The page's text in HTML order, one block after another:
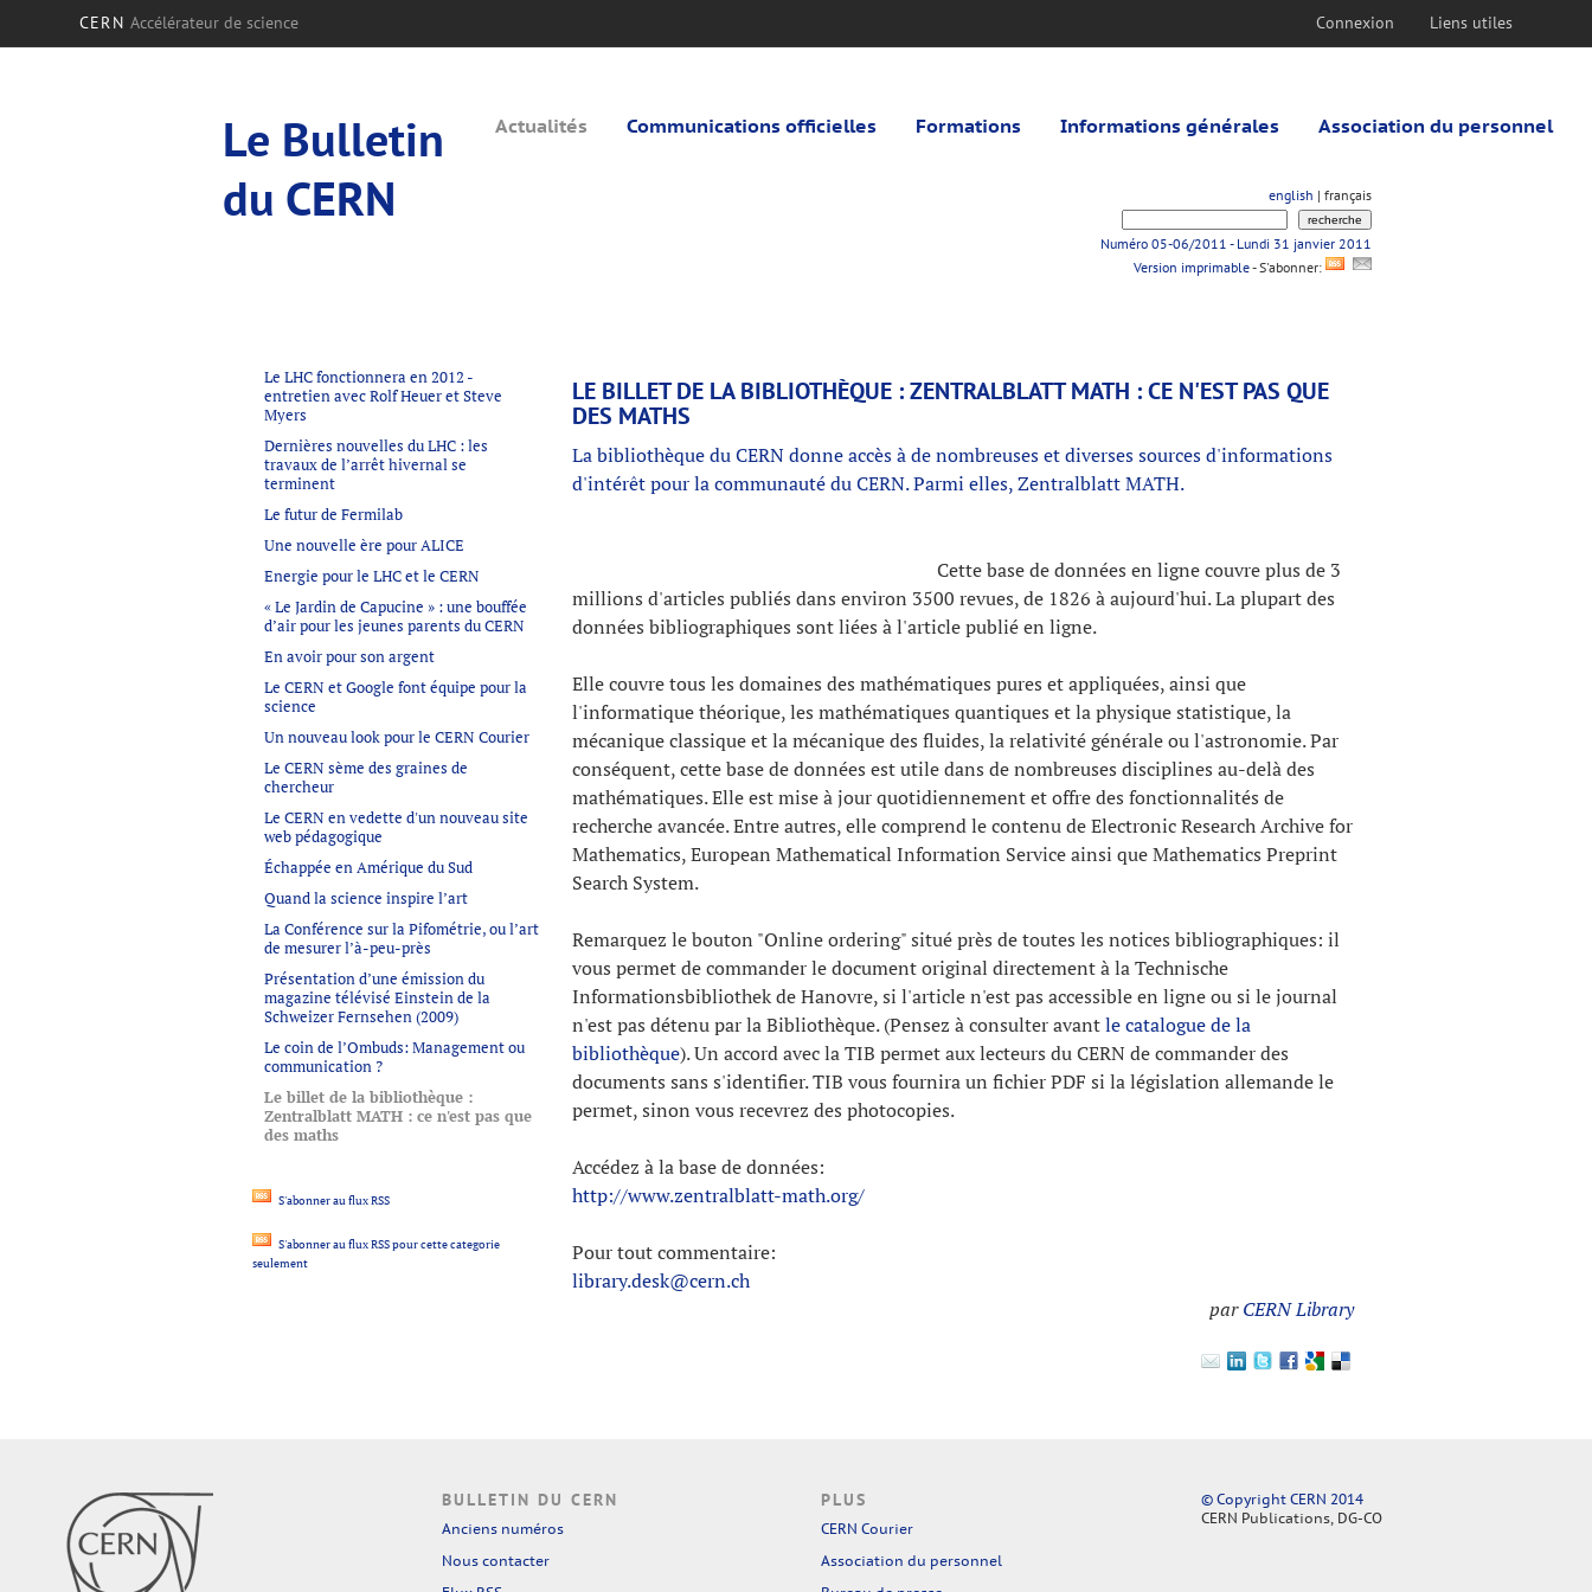
CERN Accélérateur de science Connexion Liens utiles
Le Bulletin
du CERN
Actualités Communications officielles Formations Informations générales Association du personnel
english | français
Numéro 05-06/2011 - Lundi 31 janvier 2011
Version imprimable- S'abonner:
Le LHC fonctionnera en 2012 -
entretien avec Rolf Heuer et Steve
Myers
Dernières nouvelles du LHC : les
travaux de l’arrêt hivernal se
terminent
Le futur de Fermilab
Une nouvelle ère pour ALICE
Energie pour le LHC et le CERN
« Le Jardin de Capucine » : une bouffée
d’air pour les jeunes parents du CERN
En avoir pour son argent
Le CERN et Google font équipe pour la
science
Un nouveau look pour le CERN Courier
Le CERN sème des graines de
chercheur
Le CERN en vedette d'un nouveau site
web pédagogique
Échappée en Amérique du Sud
Quand la science inspire l’art
La Conférence sur la Pifométrie, ou l’art
de mesurer l’à-peu-près
Présentation d’une émission du
magazine télévisé Einstein de la
Schweizer Fernsehen (2009)
Le coin de l’Ombuds: Management ou
communication ?
Le billet de la bibliothèque :
Zentralblatt MATH : ce n'est pas que
des maths
S'abonner au flux RSS
S'abonner au flux RSS pour cette categorie
seulement
LE BILLET DE LA BIBLIOTHÈQUE : ZENTRALBLATT MATH : CE N'EST PAS QUE
DES MATHS
La bibliothèque du CERN donne accès à de nombreuses et diverses sources d'informations
d'intérêt pour la communauté du CERN. Parmi elles, Zentralblatt MATH.
Cette base de données en ligne couvre plus de 3
millions d'articles publiés dans environ 3500 revues, de 1826 à aujourd'hui. La plupart des
données bibliographiques sont liées à l'article publié en ligne.
Elle couvre tous les domaines des mathématiques pures et appliquées, ainsi que
l'informatique théorique, les mathématiques quantiques et la physique statistique, la
mécanique classique et la mécanique des fluides, la relativité générale ou l'astronomie. Par
conséquent, cette base de données est utile dans de nombreuses disciplines au-delà des
mathématiques. Elle est mise à jour quotidiennement et offre des fonctionnalités de
recherche avancée. Entre autres, elle comprend le contenu de Electronic Research Archive for
Mathematics, European Mathematical Information Service ainsi que Mathematics Preprint
Search System.
Remarquez le bouton "Online ordering" situé près de toutes les notices bibliographiques: il
vous permet de commander le document original directement à la Technische
Informationsbibliothek de Hanovre, si l'article n'est pas accessible en ligne ou si le journal
n'est pas détenu par la Bibliothèque. (Pensez à consulter avantle catalogue de la
bibliothèque). Un accord avec la TIB permet aux lecteurs du CERN de commander des
documents sans s'identifier. TIB vous fournira un fichier PDF si la législation allemande le
permet, sinon vous recevrez des photocopies.
Accédez à la base de données:
http://www.zentralblatt-math.org/
Pour tout commentaire:
library.desk@cern.ch
parCERN Library
BULLETIN DU CERN
Anciens numéros
Nous contacter
PLUS
CERN Courier
Association du personnel
© Copyright CERN 2014
CERN Publications, DG-CO